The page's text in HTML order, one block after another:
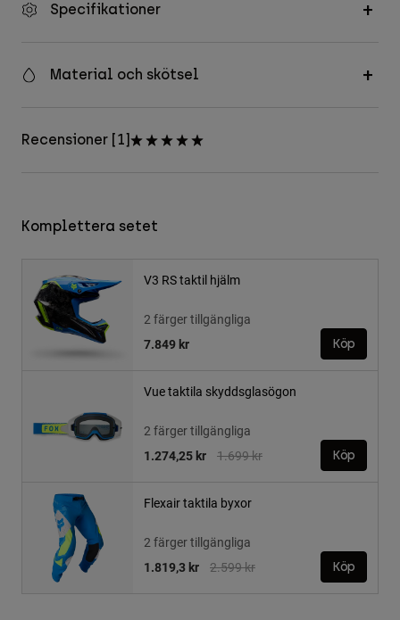
Specifikationer
Material och skötsel
Recensioner [1]
Komplettera setet
V3 RS taktil hjälm
2 färger tillgängliga
7.849 kr
Köp
Vue taktila skyddsglasögon
2 färger tillgängliga
Price reduced from
1.699 krto
1.274,25 kr Köp
Flexair taktila byxor
2 färger tillgängliga
Price reduced from
2.599 krto
1.819,3 kr Köp